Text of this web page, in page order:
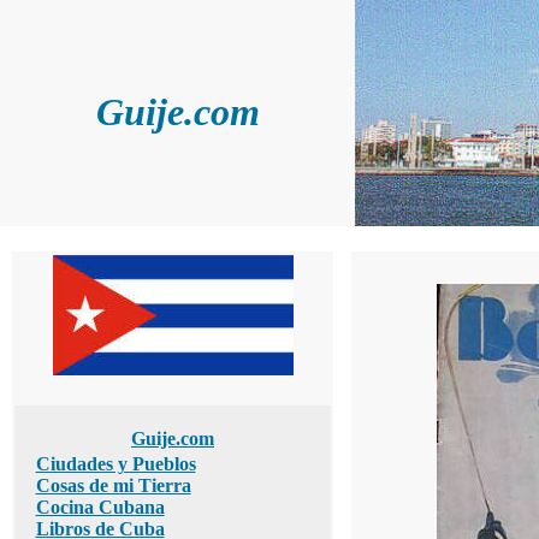
Guije.com
Guije.com
Ciudades y Pueblos
Cosas de mi Tierra
Cocina Cubana
Libros de Cuba